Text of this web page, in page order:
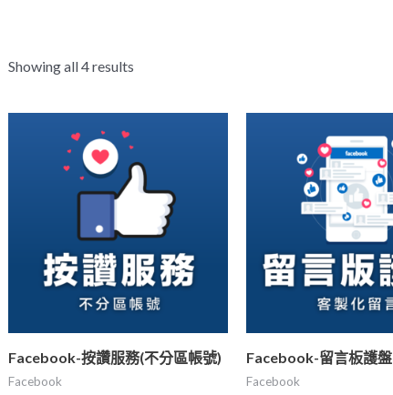
Showing all 4 results
Facebook-按讚服務(不分區帳號)
Facebook
Facebook-留言板護盤
Facebook